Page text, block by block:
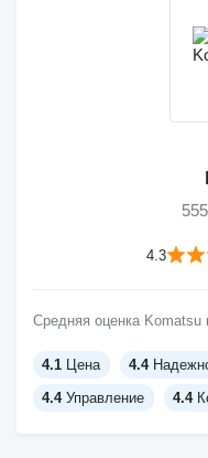
4.3
Средняя оценка
4.1 Цена 4.4
4.4Управление 4.4